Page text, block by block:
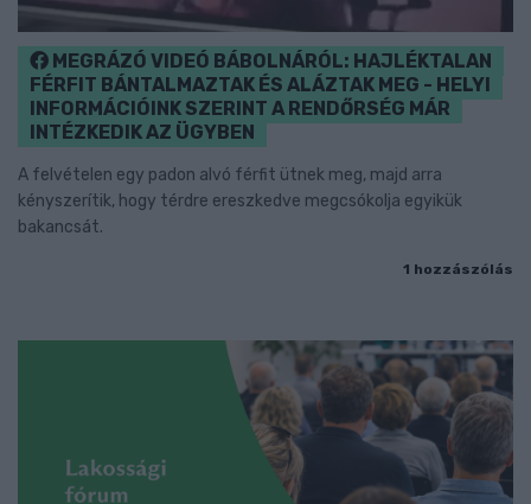
MEGRÁZÓ VIDEÓ BÁBOLNÁRÓL: HAJLÉKTALAN
FÉRFIT BÁNTALMAZTAK ÉS ALÁZTAK MEG - HELYI
INFORMÁCIÓINK SZERINT A RENDŐRSÉG MÁR
INTÉZKEDIK AZ ÜGYBEN
A felvételen egy padon alvó férfit ütnek meg, majd arra
kényszerítik, hogy térdre ereszkedve megcsókolja egyikük
bakancsát.
1 hozzászólás